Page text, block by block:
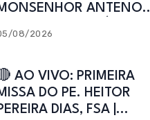
ANTENOR
de Sant’Ana
08/2026
AO VIVO: PRIMEIRA
DO PE. HEITOR
DIAS, FSA |